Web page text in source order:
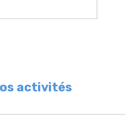
activités